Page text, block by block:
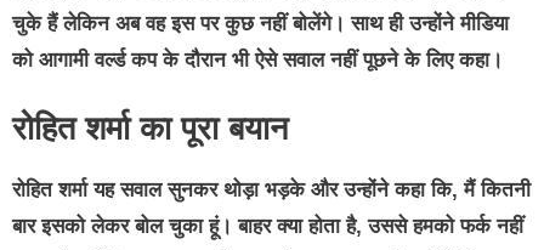
चुके हैं लेकिन अब वह इस पर कुछ नहीं बोलेंगे। साथ ही उन्होंने मीडिया
को आगामी वर्ल्ड कप के दौरान भी ऐसे सवाल नहीं पूछने के लिए कहा।
रोहित शर्मा का पूरा बयान
रोहित शर्मा यह सवाल सुनकर थोड़ा भड़के और उन्होंने कहा कि, मैं कितनी
बार इसको लेकर बोल चुका हूं। बाहर क्या होता है, उससे हमको फर्क नहीं